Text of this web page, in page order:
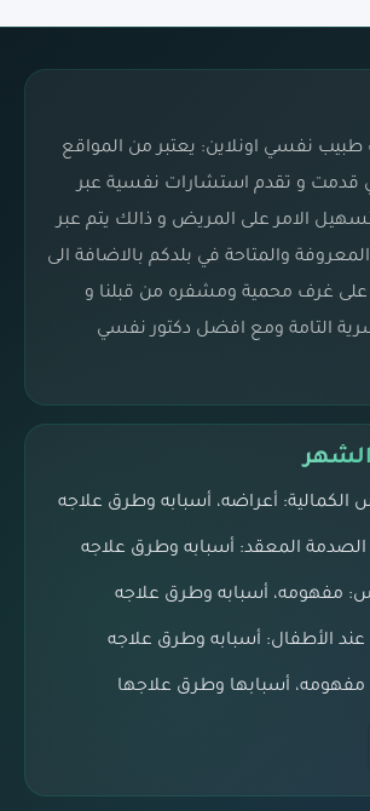
نفسي اونلاين: يعتبر من المواقع
قدمت و تقدم استشارات نفسية عبر
الامر على المريض و ذالك يتم عبر
والمتاحة في بلدكم بالاضافة الى
على غرف محمية ومشفره من قبلنا و
التامة ومع افضل دكتور نفسي
أعراضه، أسبابه وطرق علاجه
المعقد: أسبابه وطرق علاجه
مفهومه، أسبابه وطرق علاجه
الأطفال: أسبابه وطرق علاجه
مفهومه، أسبابها وطرق علاجها